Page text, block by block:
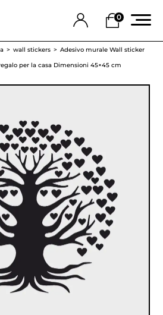
0
wall stickers
Adesivo murale Wall sticker
per la casa Dimensioni 45×45 cm